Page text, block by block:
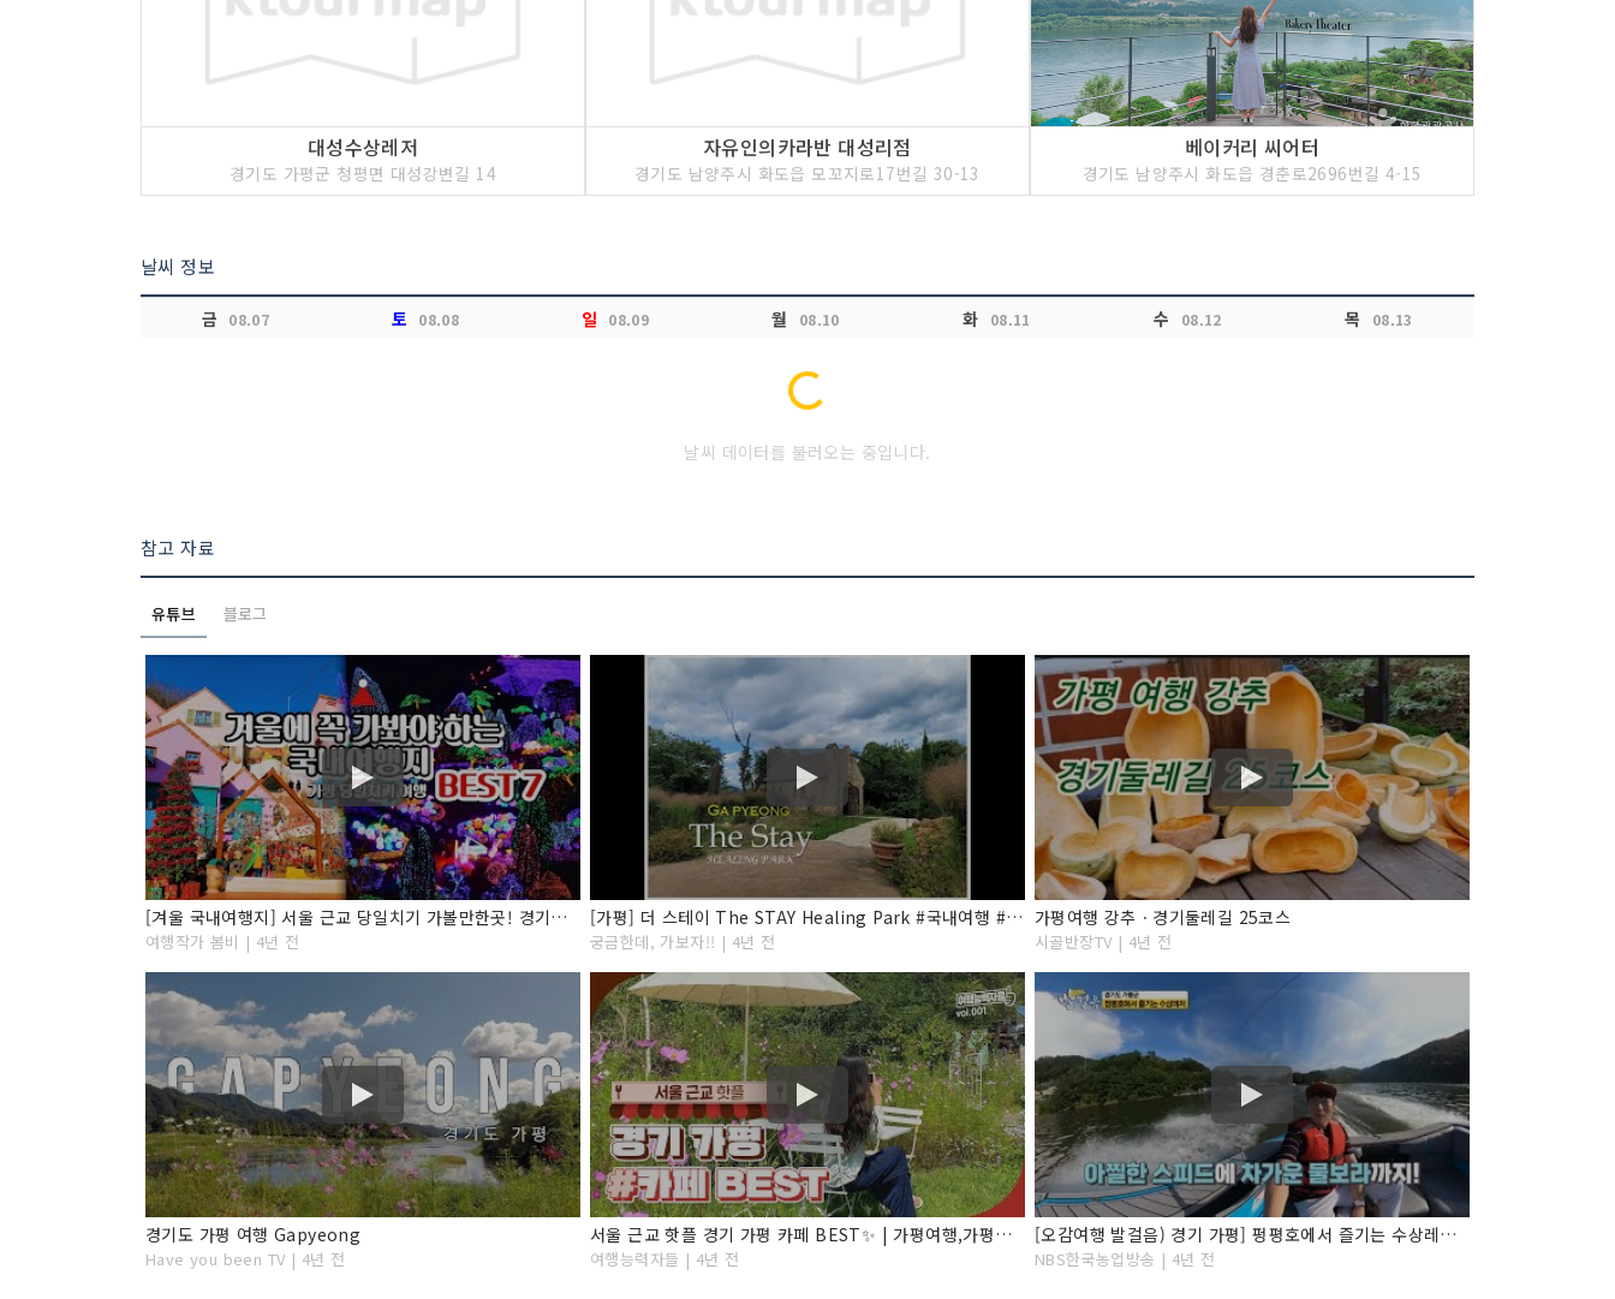
대성수상레저
경기도 가평군 청평면 대성강변길 14
자유인의카라반 대성리점
경기도 남양주시 화도읍 모꼬지로17번길 30-13
베이커리 씨어터
경기도 남양주시 화도읍 경춘로2696번길 4-15
날씨 정보
금 08.07 토 08.08 일 08.09 월 08.10 화 08.11 수 08.12 목 08.13
Loading...
날씨 데이터를 불러오는 중입니다.
참고 자료
유튜브 블로그
[겨울 국내여행지] 서울 근교 당일치기 가볼만한곳! 경기도 가평 여행 BEST7 아침고요수목원/오색별빛정원전
여행작가 봄비 | 4년 전
[가평] 더 스테이 The STAY Healing Park #국내여행 #경기여행 #가평여행
궁금한데, 가보자!! | 4년 전
가평여행 강추ㆍ경기둘레길 25코스
시골반장TV | 4년 전
경기도 가평 여행 Gapyeong
Have you been TV | 4년 전
서울 근교 핫플 경기 가평 카페 BEST✨ | 가평여행,가평가볼만한곳,가평여행코스,경기도가볼만한곳, 서울근교가볼만한곳,가평카페,서울근교드라이브,서울근교카페,경기도카페,가평데이트
여행능력자들 | 4년 전
[오감여행 발걸음) 경기 가평] 펑평호에서 즐기는 수상레저 ''
NBS한국농업방송 | 4년 전